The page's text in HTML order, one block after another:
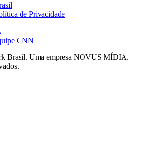
de Privacidade
CNN
Brasil. Uma empresa NOVUS MÍDIA.